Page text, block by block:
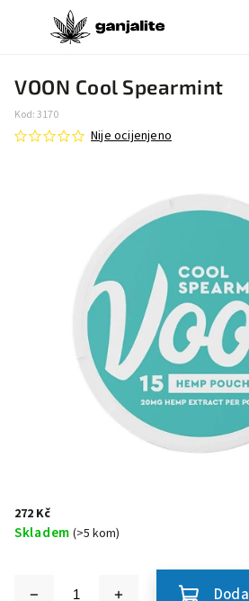
VOON Cool Spearmint
Kod:3170
Nije ocijenjeno
272 Kč
Skladem (>5 kom)